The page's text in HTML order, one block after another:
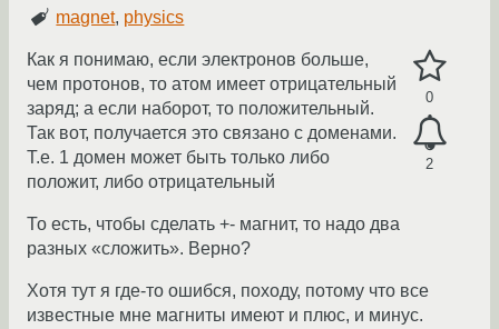
magnet, physics
0
2
Как я понимаю, если электронов больше,
чем протонов, то атом имеет отрицательный
заряд; а если наборот, то положительный.
Так вот, получается это связано с доменами.
Т.е. 1 домен может быть только либо
положит, либо отрицательный
То есть, чтобы сделать +- магнит, то надо два
разных «сложить». Верно?
Хотя тут я где-то ошибся, походу, потому что все
известные мне магниты имеют и плюс, и минус.